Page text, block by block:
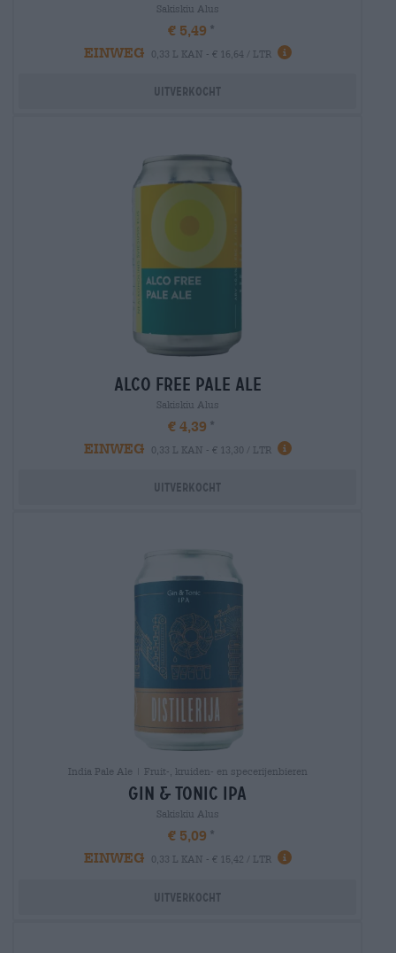
Sakiskiu Alus
€ 5,49
EINWEG
0,33 L KAN - € 16,64 / LTR
Uitverkocht
alco free pale ale
Sakiskiu Alus
€ 4,39
EINWEG
0,33 L KAN - € 13,30 / LTR
Uitverkocht
India Pale Ale | Fruit-, kruiden- en specerijenbieren
gin & tonic ipa
Sakiskiu Alus
€ 5,09
EINWEG
0,33 L KAN - € 15,42 / LTR
Uitverkocht